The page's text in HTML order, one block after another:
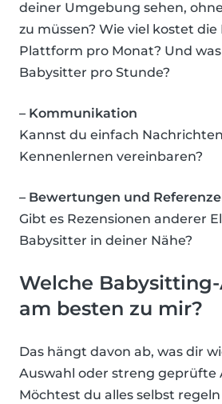
deiner Umgebung sehen,
zu müssen? Wie viel kostet
Plattform pro Monat? Und
Babysitter pro Stunde?
– Kommunikation
Kannst du einfach
Kennenlernen vereinbaren?
– Bewertungen und
Gibt es Rezensionen anderer
Babysitter in deiner Nähe?
Welche
am besten zu mir?
Das hängt davon ab, was dir
Auswahl oder streng geprüfte
Möchtest du alles selbst